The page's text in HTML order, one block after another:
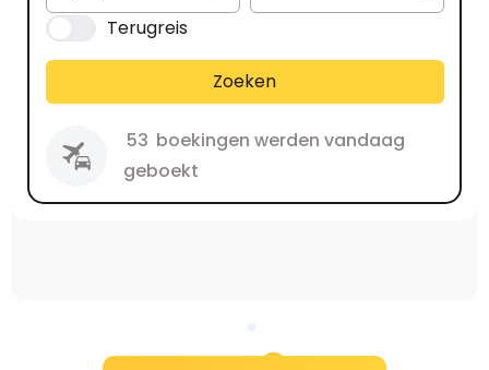
Terugreis
Zoeken
53 boekingen werden vandaag
geboekt